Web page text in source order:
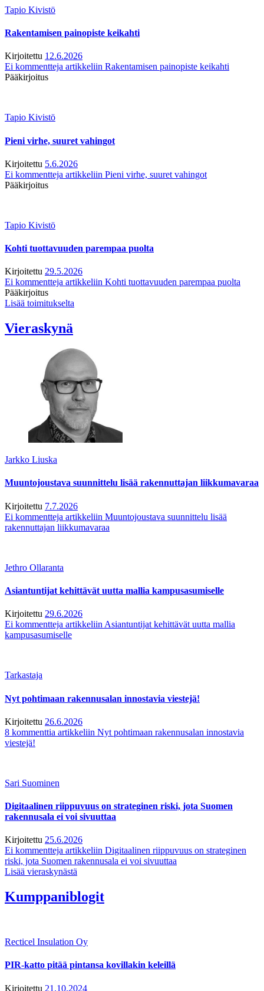
Tapio Kivistö
Rakentamisen painopiste keikahti
Kirjoitettu 12.6.2026
Ei kommentteja artikkeliin Rakentamisen painopiste keikahti
Pääkirjoitus
Tapio Kivistö
Pieni virhe, suuret vahingot
Kirjoitettu 5.6.2026
Ei kommentteja artikkeliin Pieni virhe, suuret vahingot
Pääkirjoitus
Tapio Kivistö
Kohti tuottavuuden parempaa puolta
Kirjoitettu 29.5.2026
Ei kommentteja artikkeliin Kohti tuottavuuden parempaa puolta
Pääkirjoitus
Lisää toimitukselta
Vieraskynä
Jarkko Liuska
Muuntojoustava suunnittelu lisää rakennuttajan liikkumavaraa
Kirjoitettu 7.7.2026
Ei kommentteja artikkeliin Muuntojoustava suunnittelu lisää
rakennuttajan liikkumavaraa
Jethro Ollaranta
Asiantuntijat kehittävät uutta mallia kampusasumiselle
Kirjoitettu 29.6.2026
Ei kommentteja artikkeliin Asiantuntijat kehittävät uutta mallia
kampusasumiselle
Tarkastaja
Nyt pohtimaan rakennusalan innostavia viestejä!
Kirjoitettu 26.6.2026
8 kommenttia artikkeliin Nyt pohtimaan rakennusalan innostavia
viestejä!
Sari Suominen
Digitaalinen riippuvuus on strateginen riski, jota Suomen
rakennusala ei voi sivuuttaa
Kirjoitettu 25.6.2026
Ei kommentteja artikkeliin Digitaalinen riippuvuus on strateginen
riski, jota Suomen rakennusala ei voi sivuuttaa
Lisää vieraskynästä
Kumppaniblogit
Recticel Insulation Oy
PIR-katto pitää pintansa kovillakin keleillä
Kirjoitettu 21.10.2024